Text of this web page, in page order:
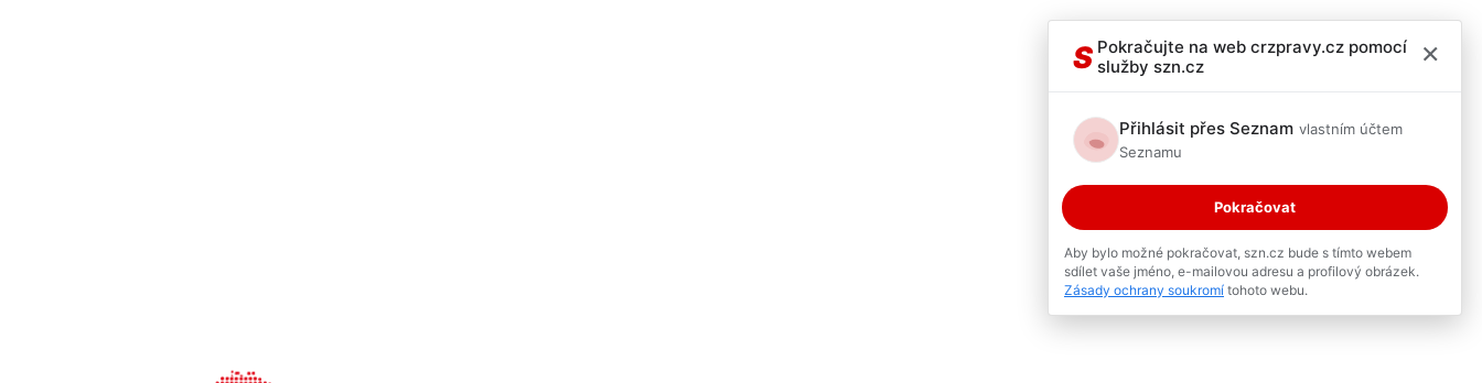
S Pokračujte na web crzpravy.cz pomocí
služby szn.cz
×
Přihlásit přes Seznam vlastním účtem
Seznamu
Pokračovat
Aby bylo možné pokračovat, szn.cz bude s tímto webem
sdílet vaše jméno, e-mailovou adresu a profilový obrázek.
Zásady ochrany soukromí tohoto webu.